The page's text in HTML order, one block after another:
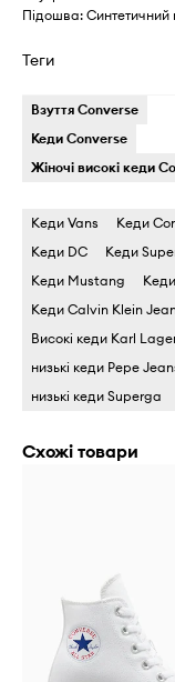
Підошва: Синтетичний
Теги
Взуття Converse
Кеди Converse
Жіночі високі кеди
Кеди Vans Кеди
Кеди DC
Кеди
Кеди Mustang
Кеди Calvin Klein
Високі кеди Karl
низькі кеди Pepe
низькі кеди Superga
Схожі товари